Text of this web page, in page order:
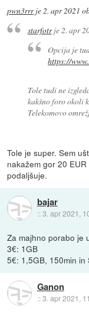
pwn3rrrje2. apr 2021
starfotrje2. apr
Opcija je
https://
Tole tudi ne
kakšno foro okoli
Telekomovo
Tole je super. Sem
nakažem gor 20
podaljšuje.
bajar
::3. apr 2021,
Za majhno porabo je
3€: 1GB
5€: 1,5GB, 150min in
Ganon
::3. apr 2021,